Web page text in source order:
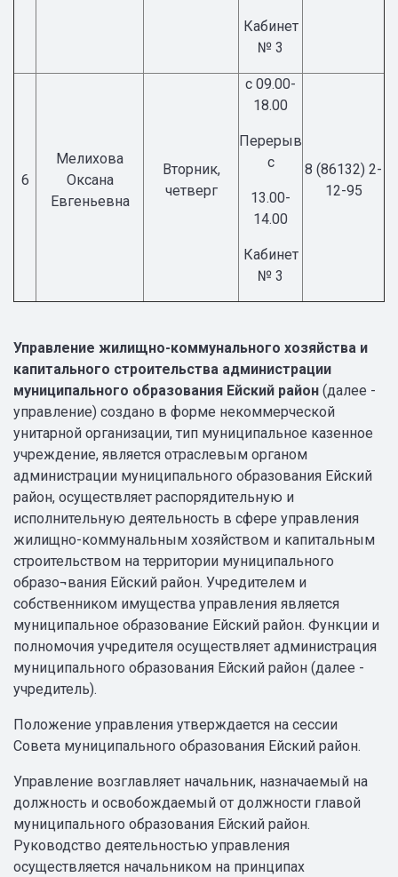
Кабинет
№ 3
6
Мелихова
Оксана
Евгеньевна
Вторник,
четверг
с 09.00-
18.00
Перерыв
с
13.00-
14.00
Кабинет
№ 3
8 (86132) 2-
12-95
Управление жилищно-коммунального хозяйства и
капитального строительства администрации
муниципального образования Ейский район (далее -
управление) создано в форме некоммерческой
унитарной организации, тип муниципальное казенное
учреждение, является отраслевым органом
администрации муниципального образования Ейский
район, осуществляет распорядительную и
исполнительную деятельность в сфере управления
жилищно-коммунальным хозяйством и капитальным
строительством на территории муниципального
образо¬вания Ейский район. Учредителем и
собственником имущества управления является
муниципальное образование Ейский район. Функции и
полномочия учредителя осуществляет администрация
муниципального образования Ейский район (далее -
учредитель).
Положение управления утверждается на сессии
Совета муниципального образования Ейский район.
Управление возглавляет начальник, назначаемый на
должность и освобождаемый от должности главой
муниципального образования Ейский район.
Руководство деятельностью управления
осуществляется начальником на принципах